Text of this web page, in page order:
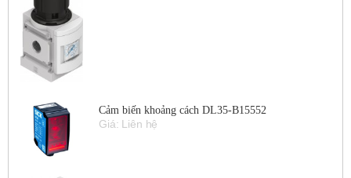
Cảm biến khoảng cách DL35-B15552
Giá: Liên hệ